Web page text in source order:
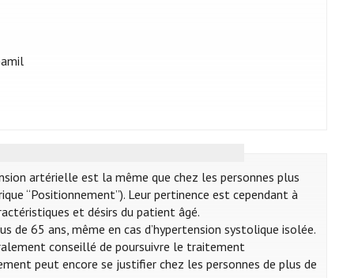
artérielle est la même que chez les personnes plus
“Positionnement”). Leur pertinence est cependant à
et désirs du patient âgé.
65 ans, même en cas d’hypertension systolique isolée.
conseillé de poursuivre le traitement
peut encore se justifier chez les personnes de plus de